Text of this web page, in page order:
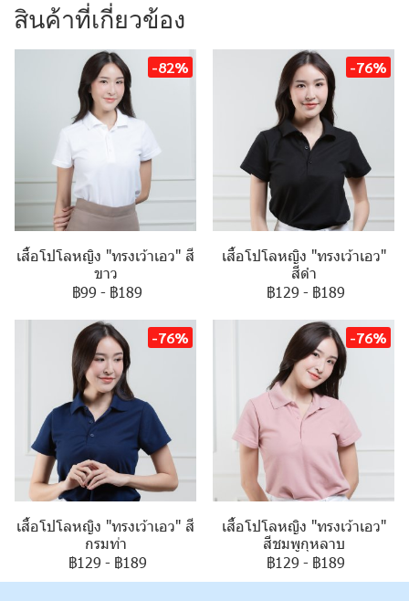
สินค้าที่เกี่ยวข้อง
-82%
เสื้อโปโลหญิง "ทรงเว้าเอว" สี
ขาว
฿99 - ฿189
-76%
เสื้อโปโลหญิง "ทรงเว้าเอว"
สีดำ
฿129 - ฿189
-76%
เสื้อโปโลหญิง "ทรงเว้าเอว" สี
กรมท่า
฿129 - ฿189
-76%
เสื้อโปโลหญิง "ทรงเว้าเอว"
สีชมพูกุหลาบ
฿129 - ฿189